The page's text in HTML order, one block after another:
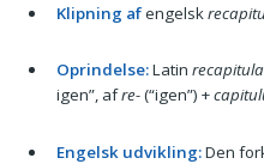
Klipning afengelsk
Oprindelse:Latin
igen”, afre-(“igen”) +
Engelsk udvikling:Den